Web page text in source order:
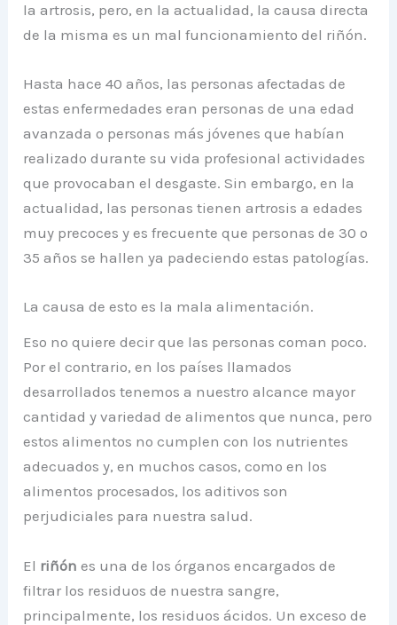
la artrosis, pero, en la actualidad, la causa directa
de la misma es un mal funcionamiento del riñón.
Hasta hace 40 años, las personas afectadas de
estas enfermedades eran personas de una edad
avanzada o personas más jóvenes que habían
realizado durante su vida profesional actividades
que provocaban el desgaste. Sin embargo, en la
actualidad, las personas tienen artrosis a edades
muy precoces y es frecuente que personas de 30 o
35 años se hallen ya padeciendo estas patologías.
La causa de esto es la mala alimentación.
Eso no quiere decir que las personas coman poco.
Por el contrario, en los países llamados
desarrollados tenemos a nuestro alcance mayor
cantidad y variedad de alimentos que nunca, pero
estos alimentos no cumplen con los nutrientes
adecuados y, en muchos casos, como en los
alimentos procesados, los aditivos son
perjudiciales para nuestra salud.
El riñón es una de los órganos encargados de
filtrar los residuos de nuestra sangre,
principalmente, los residuos ácidos. Un exceso de